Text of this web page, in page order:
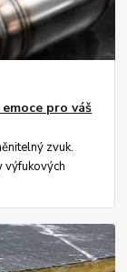
pro váš
zvuk.
výfukových